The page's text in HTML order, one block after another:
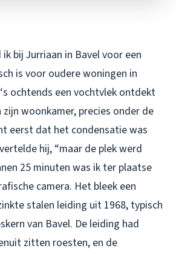
bij Jurriaan in Bavel voor een
is voor oudere woningen in
ochtends een vochtvlek ontdekt
woonkamer, precies onder de
eerst dat het condensatie was
hij, “maar de plek werd
25 minuten was ik ter plaatse
camera. Het bleek een
stalen leiding uit 1968, typisch
van Bavel. De leiding had
zitten roesten, en de